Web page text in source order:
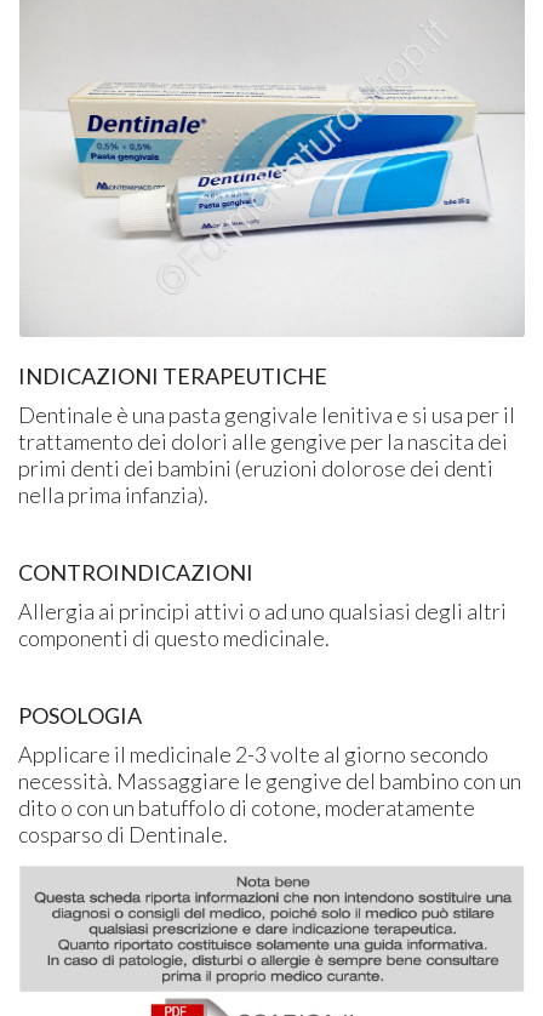
INDICAZIONI TERAPEUTICHE
Dentinale è una pasta gengivale lenitiva e si usa per il
trattamento dei dolori alle gengive per la nascita dei
primi denti dei bambini (eruzioni dolorose dei denti
nella prima infanzia).
CONTROINDICAZIONI
Allergia ai principi attivi o ad uno qualsiasi degli altri
componenti di questo medicinale.
POSOLOGIA
Applicare il medicinale 2-3 volte al giorno secondo
necessità. Massaggiare le gengive del bambino con un
dito o con un batuffolo di cotone, moderatamente
cosparso di Dentinale.